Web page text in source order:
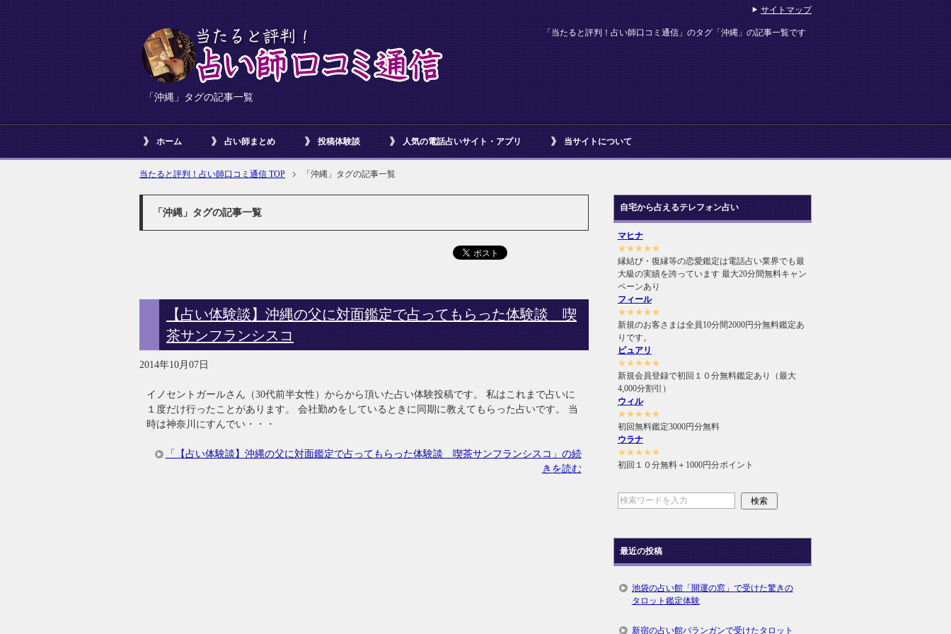
「沖縄」タグの記事一覧
「当たると評判！占い師口コミ通信」のタグ「沖縄」の記事一覧です
ホーム 占い師まとめ 投稿体験談 人気の電話占いサイト・アプリ 当サイトについて
当たると評判！占い師口コミ通信 TOP 「沖縄」タグの記事一覧
「沖縄」タグの記事一覧
【占い体験談】沖縄の父に対面鑑定で占ってもらった体験談 喫
茶サンフランシスコ
2014年10月07日
イノセントガールさん（30代前半女性）からから頂いた占い体験投稿です。 私はこれまで占いに
１度だけ行ったことがあります。 会社勤めをしているときに同期に教えてもらった占いです。 当
時は神奈川にすんでい・・・
「【占い体験談】沖縄の父に対面鑑定で占ってもらった体験談 喫茶サンフランシスコ」の続
きを読む
自宅から占えるテレフォン占い
マヒナ
★★★★★
縁結び・復縁等の恋愛鑑定は電話占い業界でも最
大級の実績を誇っています 最大20分間無料キャン
ペーンあり
フィール
★★★★★
新規のお客さまは全員10分間2000円分無料鑑定あ
りです。
ピュアリ
★★★★★
新規会員登録で初回１０分無料鑑定あり（最大
4,000分割引）
ウィル
★★★★★
初回無料鑑定3000円分無料
ウラナ
★★★★★
初回１０分無料＋1000円分ポイント
最近の投稿
池袋の占い館「開運の窓」で受けた驚きの
タロット鑑定体験
新宿の占い館バランガンで受けたタロット
サイトマップ